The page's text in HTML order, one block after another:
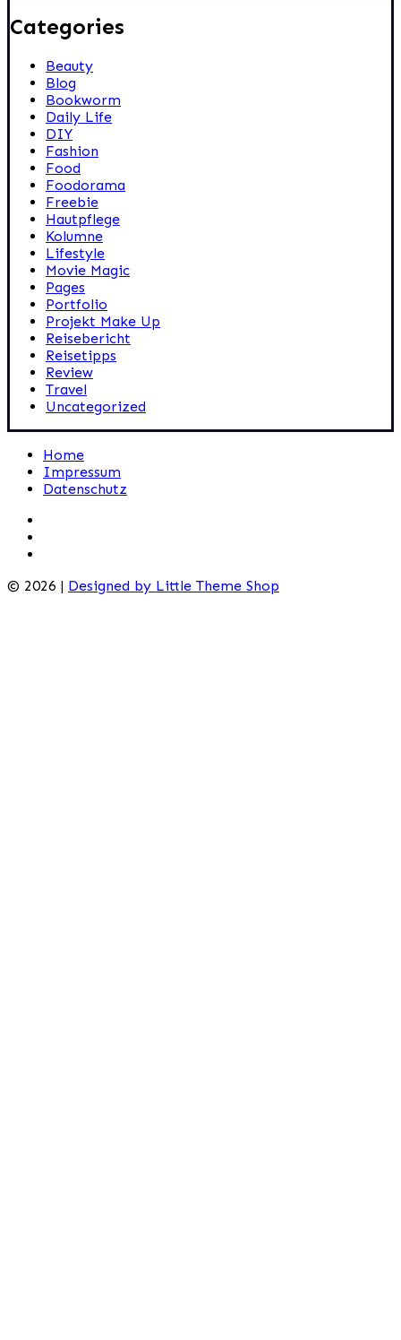
Categories
Beauty
Blog
Bookworm
Daily Life
DIY
Fashion
Food
Foodorama
Freebie
Hautpflege
Kolumne
Lifestyle
Movie Magic
Pages
Portfolio
Projekt Make Up
Reisebericht
Reisetipps
Review
Travel
Uncategorized
Home
Impressum
Datenschutz
© 2026 | Designed by Little Theme Shop